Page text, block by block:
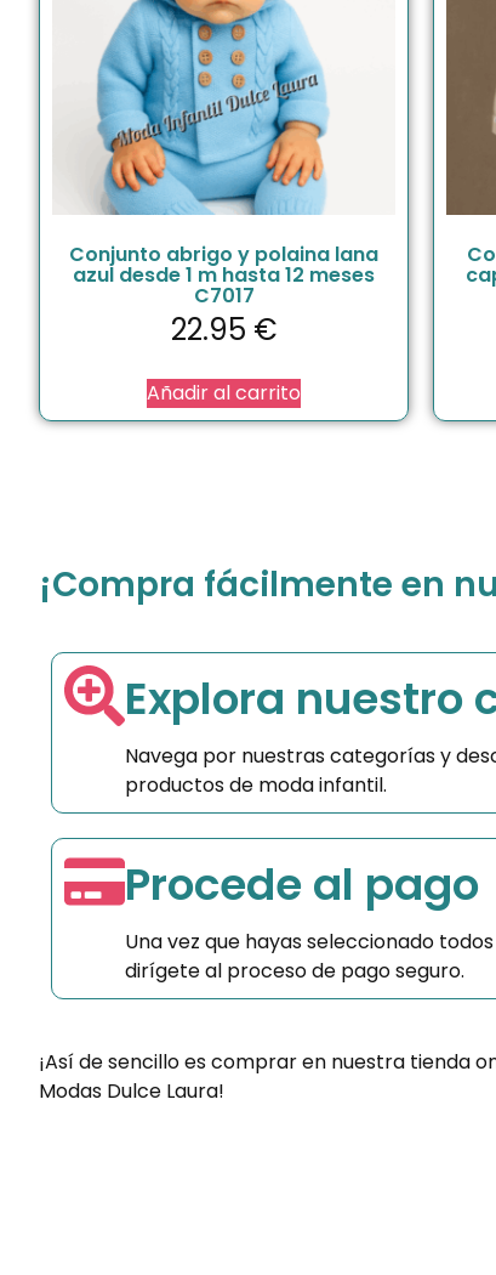
Conjunto abrigo y polaina lana
azul desde 1 m hasta 12 meses
C7017
22.95 €
Añadir al carrito
¡Compra fácilmente en
Explora nuestro
Navega por nuestras categorías y
productos de moda infantil.
Procede al pago
Una vez que hayas seleccionado
dirígete al proceso de pago seguro.
¡Así de sencillo es comprar en nuestra tienda
Modas Dulce Laura!